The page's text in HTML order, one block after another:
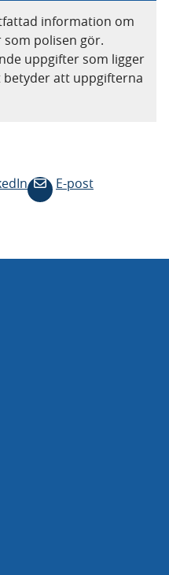
information om
polisen gör.
uppgifter som ligger
att uppgifterna
E-post